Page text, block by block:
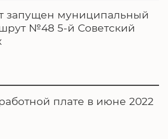
запущен муниципальный
№48 5-й Советский
плате в июне 2022